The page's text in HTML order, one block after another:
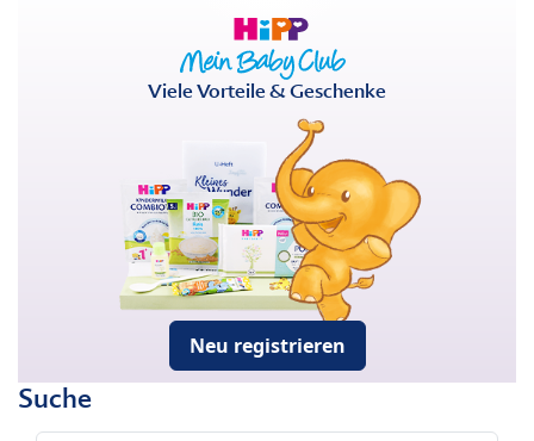
Viele Vorteile & Geschenke
Neu registrieren
Suche